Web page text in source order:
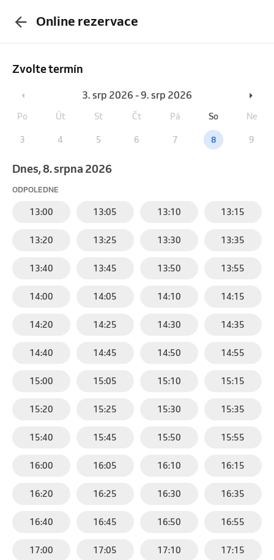
Online rezervace
Zvolte termín
3. srp 2026 - 9. srp 2026
Po Út St Čt Pá So Ne
3 4 5 6 7 8 9
Dnes, 8. srpna 2026
ODPOLEDNE
13:00 13:05 13:10 13:15
13:20 13:25 13:30 13:35
13:40 13:45 13:50 13:55
14:00 14:05 14:10 14:15
14:20 14:25 14:30 14:35
14:40 14:45 14:50 14:55
15:00 15:05 15:10 15:15
15:20 15:25 15:30 15:35
15:40 15:45 15:50 15:55
16:00 16:05 16:10 16:15
16:20 16:25 16:30 16:35
16:40 16:45 16:50 16:55
17:00 17:05 17:10 17:15